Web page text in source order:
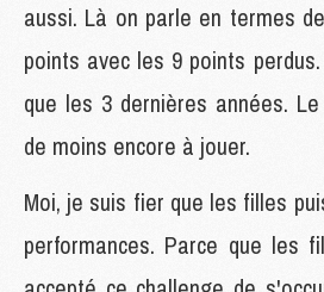
aussi. Là on parle en termes
points avec les 9 points
que les 3 dernières années.
de moins encore à jouer.
Moi, je suis fier que les filles
performances. Parce que les